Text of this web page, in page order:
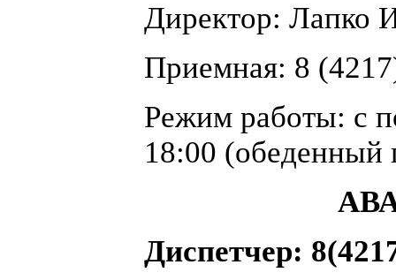
Директор: Лапко
Приемная: 8
Режим работы: с
18:00 (обеденный
Диспетчер: